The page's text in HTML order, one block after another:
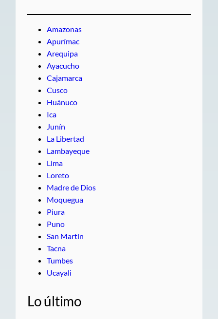
Amazonas
Apurímac
Arequipa
Ayacucho
Cajamarca
Cusco
Huánuco
Ica
Junín
La Libertad
Lambayeque
Lima
Loreto
Madre de Dios
Moquegua
Piura
Puno
San Martín
Tacna
Tumbes
Ucayali
Lo último